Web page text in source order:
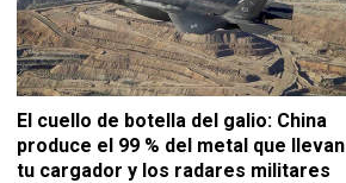
El cuello de botella del galio: China
produce el 99 % del metal que llevan
tu cargador y los radares militares